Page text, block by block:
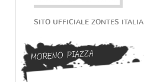
SITO UFFICIALE ZONTES ITALIA
MORENO PIAZZA